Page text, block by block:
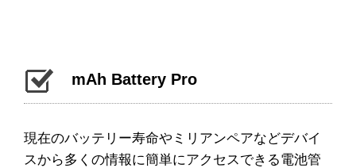
mAh Battery Pro
現在のバッテリー寿命やミリアンペアなどデバイ
スから多くの情報に簡単にアクセスできる電池管